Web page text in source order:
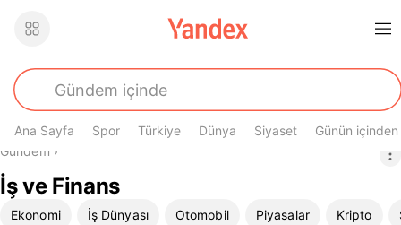
Ana Sayfa Spor Türkiye Dünya Siyaset Günün içinden
Buradasın
Gündem›
İş ve Finans
Subcategories
Ekonomi İş Dünyası Otomobil Piyasalar Kripto